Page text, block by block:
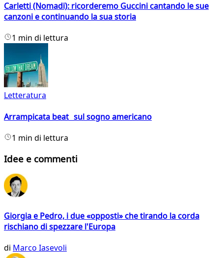
Carletti (Nomadi): ricorderemo Guccini cantando le sue
canzoni e continuando la sua storia
1 min di lettura
Letteratura
Arrampicata beat sul sogno americano
1 min di lettura
Idee e commenti
Giorgia e Pedro, i due «opposti» che tirando la corda
rischiano di spezzare l'Europa
di Marco Iasevoli